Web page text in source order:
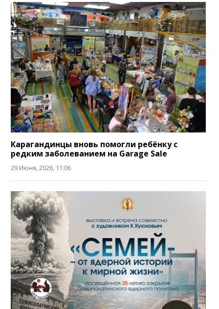
Карагандинцы вновь помогли ребёнку с
редким заболеванием на Garage Sale
29 Июня, 2026, 11:06